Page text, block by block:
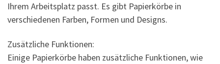
Ihrem Arbeitsplatz passt. Es gibt Papierkörbe in
verschiedenen Farben, Formen und Designs.
Zusätzliche Funktionen:
Einige Papierkörbe haben zusätzliche Funktionen, wie